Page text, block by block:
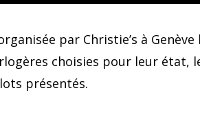
par Christie’s à
choisies pour leur
présentés.